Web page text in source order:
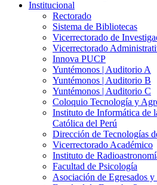
Institucional
Rectorado
Sistema de Bibliotecas
Vicerrectorado de
Vicerrectorado
Innova PUCP
Yuntémonos | Auditorio A
Yuntémonos | Auditorio B
Yuntémonos | Auditorio C
Coloquio Tecnología y
Instituto de Informática de
Católica del Perú
Dirección de Tecnologías
Vicerrectorado Académico
Instituto de
Facultad de Psicología
Asociación de Egresados y